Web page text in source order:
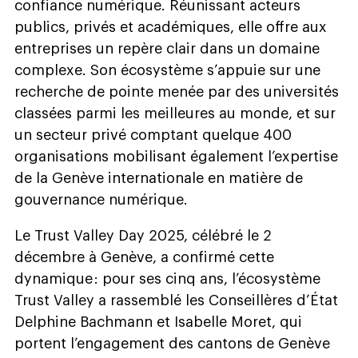
confiance numérique. Réunissant acteurs
publics, privés et académiques, elle offre aux
entreprises un repère clair dans un domaine
complexe. Son écosystème s’appuie sur une
recherche de pointe menée par des universités
classées parmi les meilleures au monde, et sur
un secteur privé comptant quelque 400
organisations mobilisant également l’expertise
de la Genève internationale en matière de
gouvernance numérique.
Le Trust Valley Day 2025, célébré le 2
décembre à Genève, a confirmé cette
dynamique : pour ses cinq ans, l’écosystème
Trust Valley a rassemblé les Conseillères d’État
Delphine Bachmann et Isabelle Moret, qui
portent l’engagement des cantons de Genève